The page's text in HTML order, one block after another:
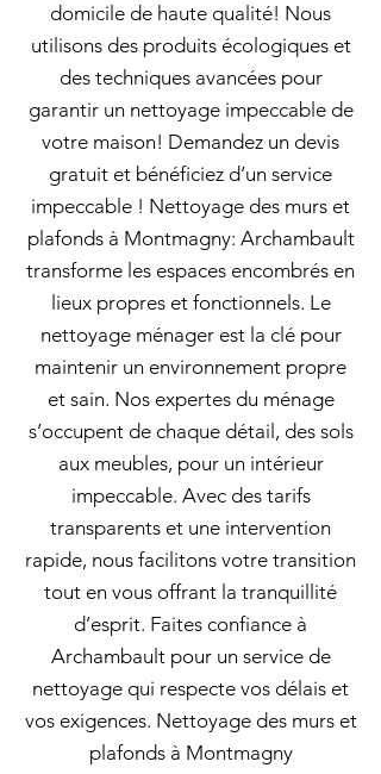
domicile de haute qualité! Nous
utilisons des produits écologiques et
des techniques avancées pour
garantir un nettoyage impeccable de
votre maison! Demandez un devis
gratuit et bénéficiez d’un service
impeccable ! Nettoyage des murs et
plafonds à Montmagny: Archambault
transforme les espaces encombrés en
lieux propres et fonctionnels. Le
nettoyage ménager est la clé pour
maintenir un environnement propre
et sain. Nos expertes du ménage
s’occupent de chaque détail, des sols
aux meubles, pour un intérieur
impeccable. Avec des tarifs
transparents et une intervention
rapide, nous facilitons votre transition
tout en vous offrant la tranquillité
d’esprit. Faites confiance à
Archambault pour un service de
nettoyage qui respecte vos délais et
vos exigences. Nettoyage des murs et
plafonds à Montmagny